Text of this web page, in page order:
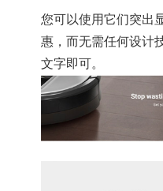
您可以使用它们突出
惠，而无需任何设计
文字即可。